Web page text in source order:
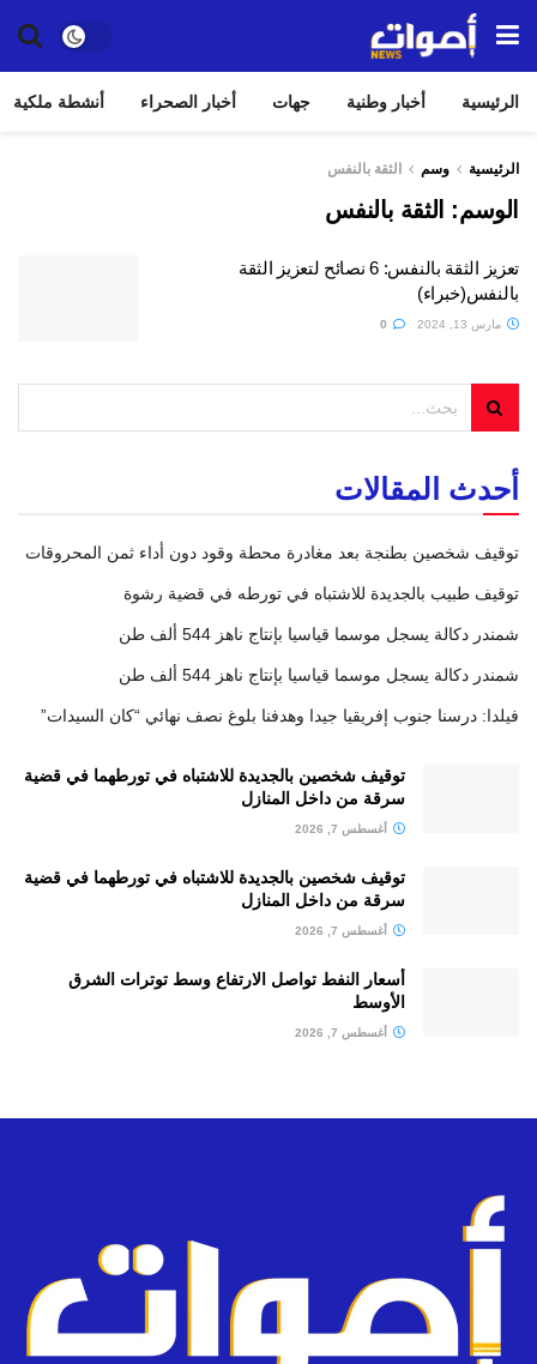
الرئيسية أخبار وطنية جهات أخبار الصحراء أنشطة ملكية
الرئيسية وسم الثقة بالنفس
الوسم: الثقة بالنفس
تعزيز الثقة بالنفس: 6 نصائح لتعزيز الثقة
بالنفس(خبراء)
مارس 13, 2024
أحدث المقالات
توقيف شخصين بطنجة بعد مغادرة محطة وقود دون أداء ثمن المحروقات
توقيف طبيب بالجديدة للاشتباه في تورطه في قضية رشوة
شمندر دكالة يسجل موسما قياسيا بإنتاج ناهز 544 ألف طن
شمندر دكالة يسجل موسما قياسيا بإنتاج ناهز 544 ألف طن
فيلدا: درسنا جنوب إفريقيا جيدا وهدفنا بلوغ نصف نهائي “كان السيدات”
توقيف شخصين بالجديدة للاشتباه في تورطهما في قضية
سرقة من داخل المنازل
أغسطس 7, 2026
توقيف شخصين بالجديدة للاشتباه في تورطهما في قضية
سرقة من داخل المنازل
أغسطس 7, 2026
أسعار النفط تواصل الارتفاع وسط توترات الشرق
الأوسط
أغسطس 7, 2026